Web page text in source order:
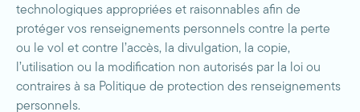
technologiques appropriées et raisonnables afin de
protéger vos renseignements personnels contre la perte
ou le vol et contre l’accès, la divulgation, la copie,
l’utilisation ou la modification non autorisés par la loi ou
contraires à sa Politique de protection des renseignements
personnels.